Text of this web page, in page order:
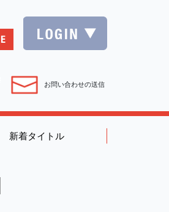
お問い合わせの送信
新着タイトル